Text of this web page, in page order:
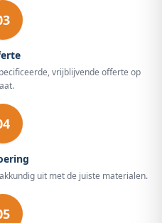
vrijblijvende offerte op
uit met de juiste materialen.